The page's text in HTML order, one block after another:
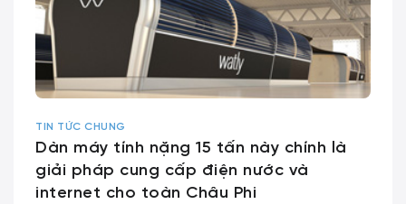
TIN TỨC CHUNG
Dàn máy tính nặng 15 tấn này chính là
giải pháp cung cấp điện nước và
internet cho toàn Châu Phi